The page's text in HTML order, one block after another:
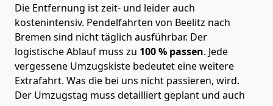
Die Entfernung ist zeit- und leider auch
kostenintensiv. Pendelfahrten von Beelitz nach
Bremen sind nicht täglich ausführbar. Der
logistische Ablauf muss zu 100 % passen. Jede
vergessene Umzugskiste bedeutet eine weitere
Extrafahrt. Was die bei uns nicht passieren, wird.
Der Umzugstag muss detailliert geplant und auch